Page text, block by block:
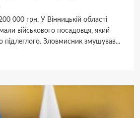
000 грн. У Вінницькій області
військового посадовця, який
підлеглого. Зловмисник змушував...